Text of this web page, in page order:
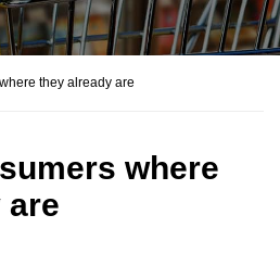
they already are
where
are